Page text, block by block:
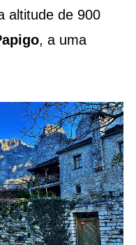
altitude de 900
, a uma